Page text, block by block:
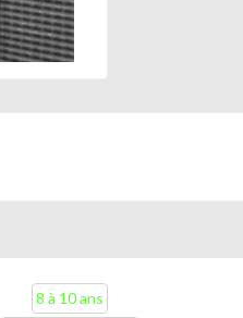
8 à 10 ans